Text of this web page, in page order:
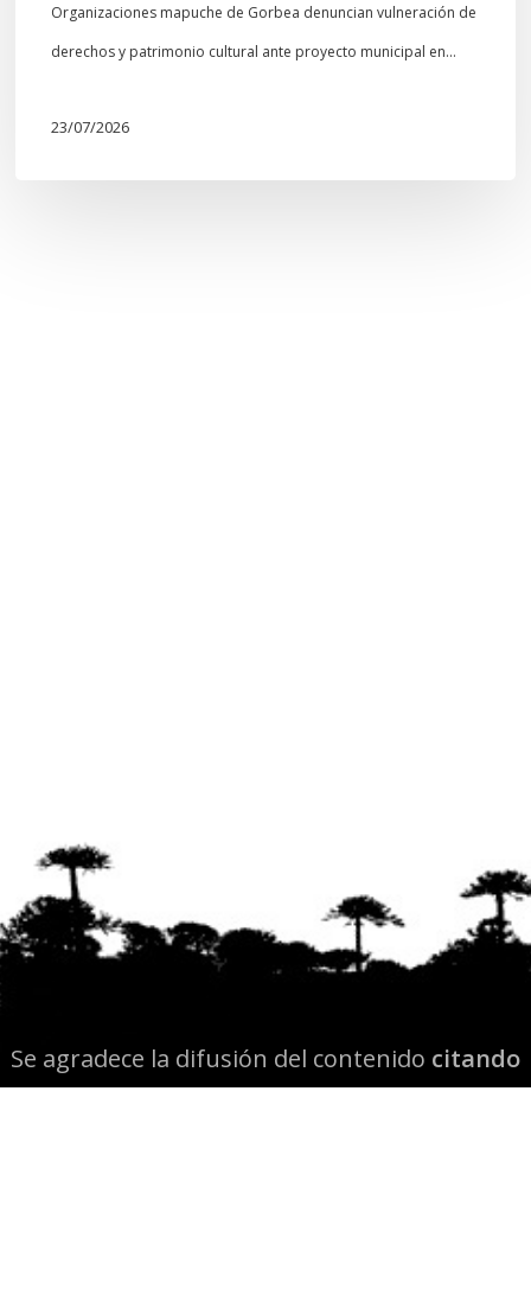
Organizaciones mapuche de Gorbea denuncian vulneración de
derechos y patrimonio cultural ante proyecto municipal en…
23/07/2026
Se agradece la difusión del contenido citando
la fuente www.mapuexpress.org